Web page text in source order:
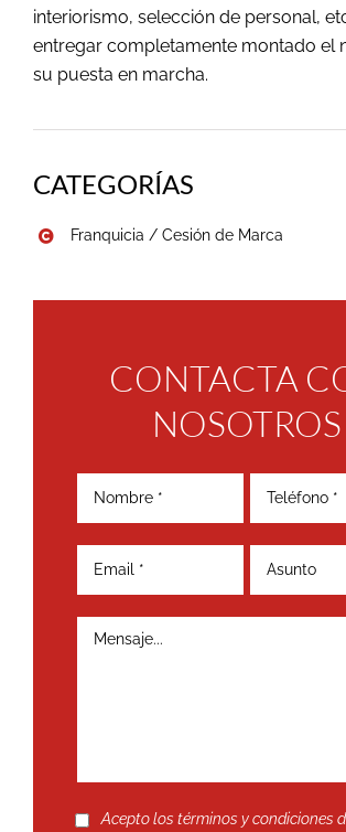
interiorismo, selección de personal,
entregar completamente montado el
su puesta en marcha.
CATEGORÍAS
Franquicia / Cesión de Marca
CONTACTA
NOSOTROS
Acepto los términos y condiciones